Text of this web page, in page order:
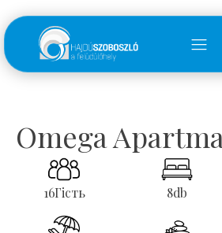
Omega
16Гість 8db